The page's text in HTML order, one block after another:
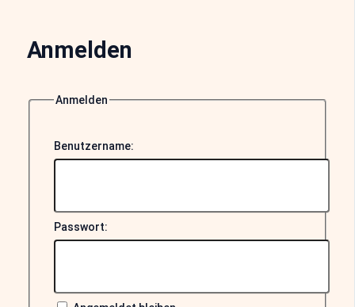
Anmelden
Anmelden
Benutzername:
Passwort: